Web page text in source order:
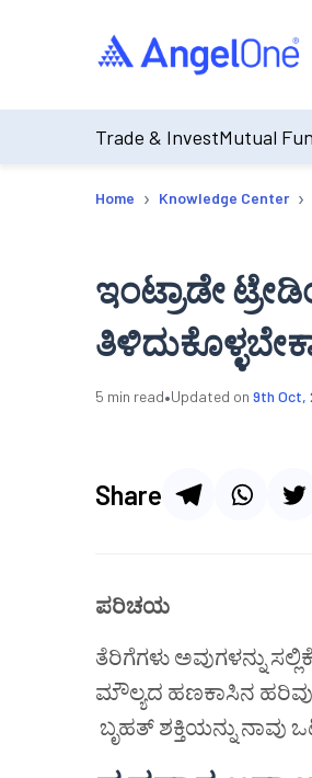
Trade & InvestMutual
Home › Knowledge Center ›
ಇಂಟ್ರಾಡೇ
5 min read•Updated on 9th Oct,
Share
ಪರಿಚಯ
ತೆರಿಗೆಗಳು ಅವುಗಳನ್ನು
ಮೌಲ್ಯದ ಹಣಕಾಸಿನ
ಬೃಹತ್ ಶಕ್ತಿಯನ್ನು ನಾವು